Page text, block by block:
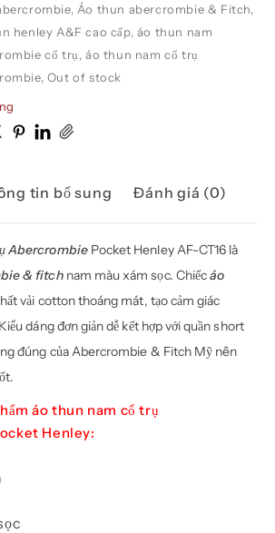
, Áo thun abercrombie & Fitch,
henley A&F cao cấp, áo thun nam
cổ trụ,áo thun nam cổ trụ
, Out of stock
tin bổ sung Đánh giá (0)
AbercrombiePocket Henley AF-CT16 là
& fitchnam màu xám sọc. Chiếcáo
vải cotton thoáng mát, tạo cảm giác
dáng đơn giản dễ kết hợp với quần short
đúng của Abercrombie & Fitch Mỹ nên
áo thun nam cổ trụ
Henley: